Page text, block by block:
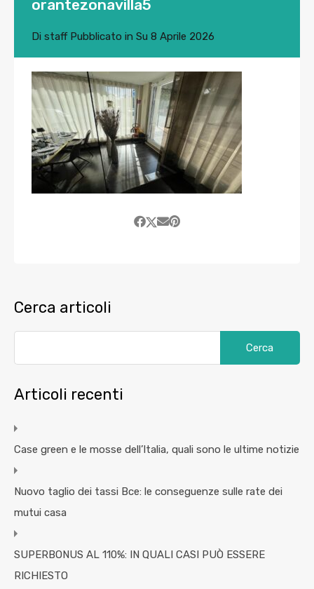
orantezonavilla5
Di staffPubblicato in Su 8 Aprile 2026
Cerca articoli
Articoli recenti
Case green e le mosse dell’Italia, quali sono le ultime notizie
Nuovo taglio dei tassi Bce: le conseguenze sulle rate dei
mutui casa
SUPERBONUS AL 110%: IN QUALI CASI PUÒ ESSERE
RICHIESTO